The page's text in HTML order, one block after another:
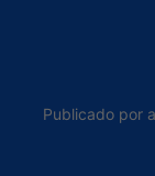
Publicado por